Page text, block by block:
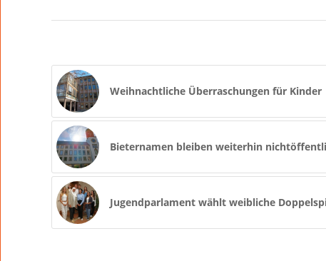
Weihnachtliche Überraschungen für Kinder
Bieternamen bleiben weiterhin
Jugendparlament wählt weibliche